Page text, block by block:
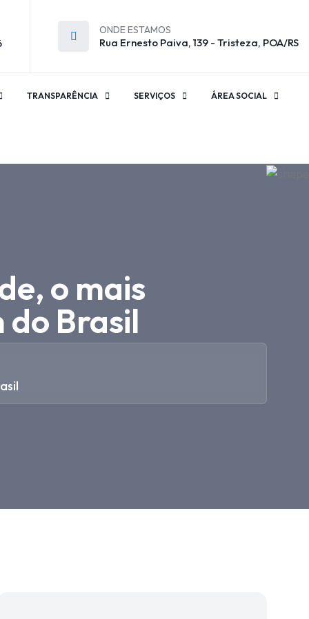
ONDE ESTAMOS
Rua Ernesto Paiva, 139 - Tristeza, POA/RS
TRANSPARÊNCIA SERVIÇOS ÁREA SOCIAL
o mais
Brasil